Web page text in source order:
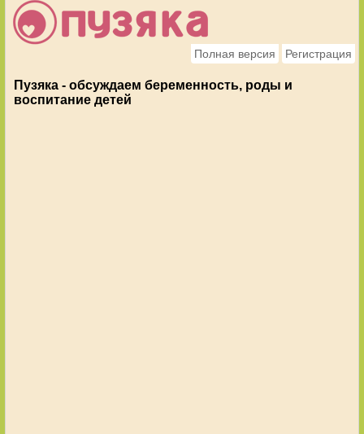
Полная версия Регистрация
Пузяка - обсуждаем беременность, роды и
воспитание детей